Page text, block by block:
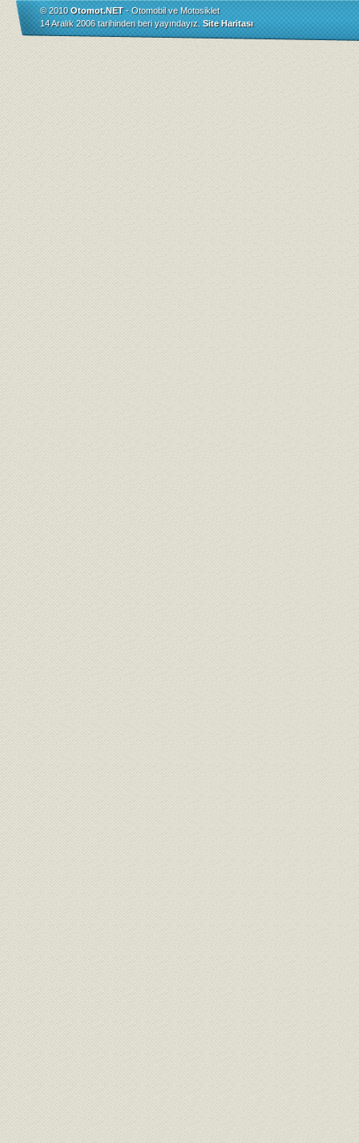
© 2010Otomot.NET- Otomobil ve Motosiklet
14 Aralık 2006 tarihinden beri yayındayız. Site Haritası